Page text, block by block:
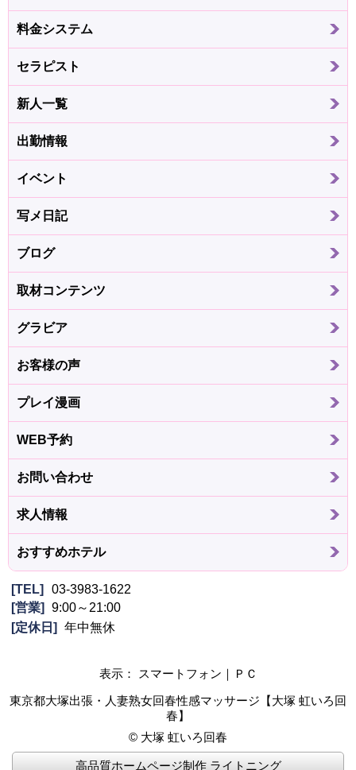
料金システム
セラピスト
新人一覧
出勤情報
イベント
写メ日記
ブログ
取材コンテンツ
グラビア
お客様の声
プレイ漫画
WEB予約
お問い合わせ
求人情報
おすすめホテル
TEL
03-3983-1622
営業
9:00～21:00
定休日
年中無休
表示： スマートフォン｜
ＰＣ
東京都大塚出張・人妻熟女回春性感マッサージ【大塚 虹いろ回
春】
© 大塚 虹いろ回春
高品質ホームページ制作 ライトニング